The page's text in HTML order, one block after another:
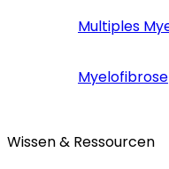
Multiples
Myelofibrose
Wissen & Ressourcen